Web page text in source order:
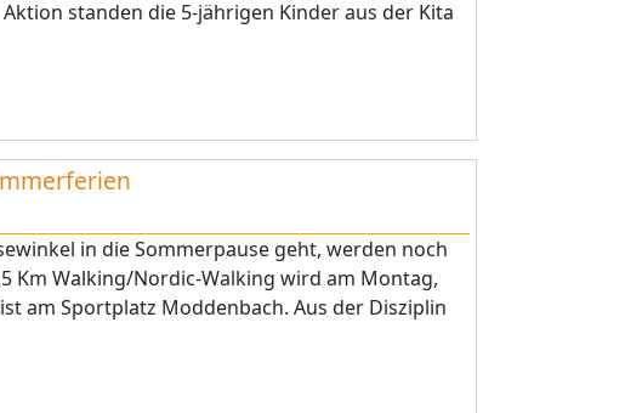
standen die 5-jährigen Kinder aus der Kita
in die Sommerpause geht, werden noch
Km Walking/Nordic-Walking wird am Montag,
am Sportplatz Moddenbach. Aus der Disziplin